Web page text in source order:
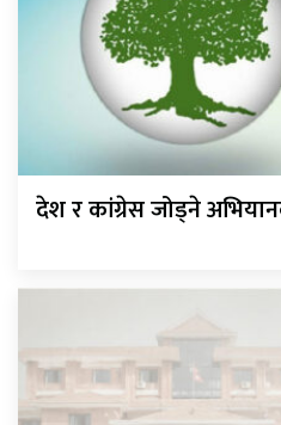
देश र कांग्रेस जोड्ने